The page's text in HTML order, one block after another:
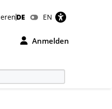
DE EN
Anmelden